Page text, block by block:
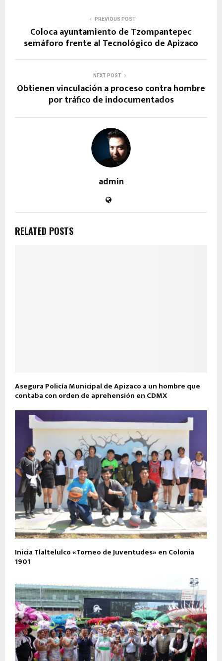
PREVIOUS POST
Coloca ayuntamiento de Tzompantepec
semáforo frente al Tecnológico de Apizaco
NEXT POST
Obtienen vinculación a proceso contra hombre
por tráfico de indocumentados
admin
RELATED POSTS
Asegura Policía Municipal de Apizaco a un hombre que
contaba con orden de aprehensión en CDMX
Inicia Tlaltelulco «Torneo de Juventudes» en Colonia
1901